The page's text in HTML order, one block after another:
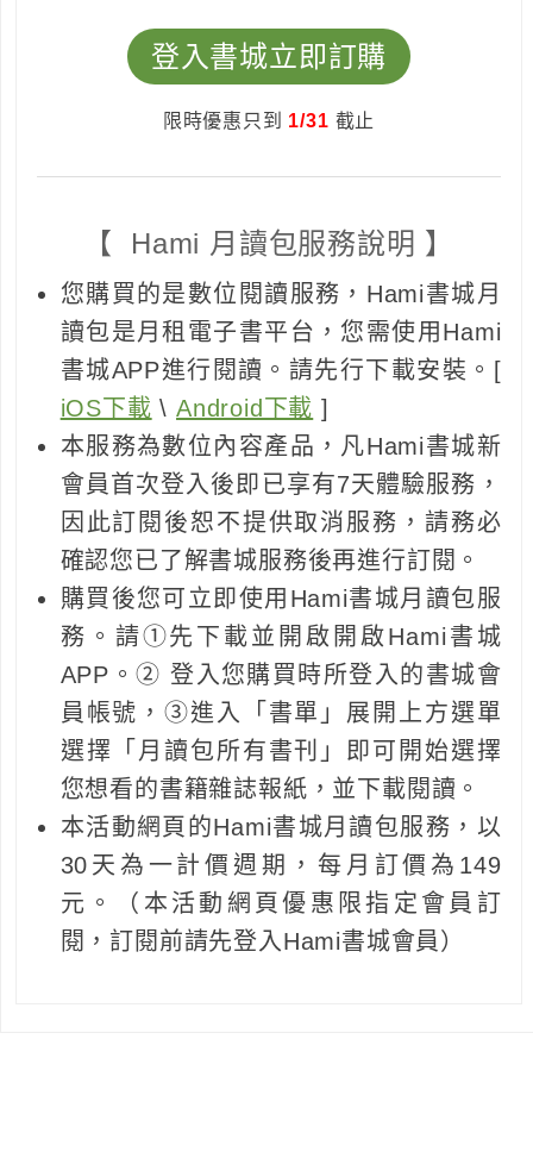
登入書城立即訂購
限時優惠只到 1/31 截止
【 Hami 月讀包服務說明 】
您購買的是數位閱讀服務，Hami書城月
讀包是月租電子書平台，您需使用Hami
書城APP進行閱讀。請先行下載安裝。[
iOS下載 \Android下載 ]
本服務為數位內容產品，凡Hami書城新
會員首次登入後即已享有7天體驗服務，
因此訂閱後恕不提供取消服務，請務必
確認您已了解書城服務後再進行訂閱。
購買後您可立即使用Hami書城月讀包服
務。請①先下載並開啟開啟Hami書城
APP。② 登入您購買時所登入的書城會
員帳號，③進入「書單」展開上方選單
選擇「月讀包所有書刊」即可開始選擇
您想看的書籍雜誌報紙，並下載閱讀。
本活動網頁的Hami書城月讀包服務，以
30天為一計價週期，每月訂價為149
元。（本活動網頁優惠限指定會員訂
閱，訂閱前請先登入Hami書城會員）